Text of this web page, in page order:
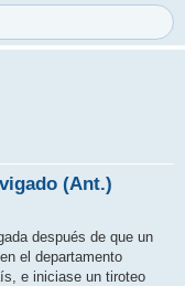
(Ant.)
después de que un
el departamento
e iniciase un tiroteo